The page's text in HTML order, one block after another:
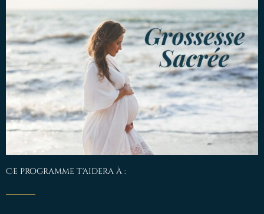
Ce programme t'aidera à :